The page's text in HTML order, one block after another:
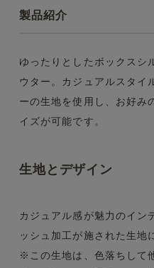
製品紹介
ゆったりとしたボックスシ
ウター。カジュアルスタイ
ーの生地を使用し、お好み
イズが可能です。
生地とデザイン
カジュアル感が魅力のイン
ッシュ加工が施された生地
※この生地は、色落ちして